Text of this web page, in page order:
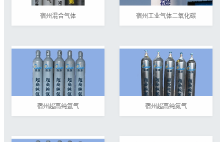
宿州混合气体 宿州工业气体二氧化碳
宿州超高纯氩气 宿州超高纯氮气